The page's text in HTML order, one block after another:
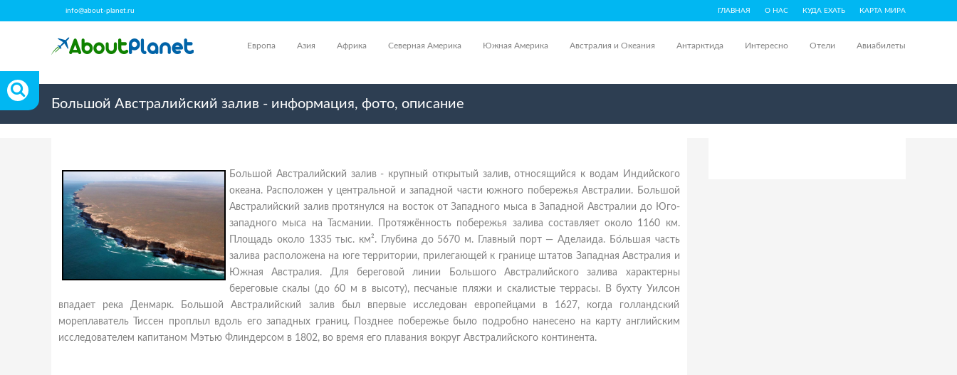
info@about-planet.ru ГЛАВНАЯ О НАС КУДА ЕХАТЬ КАРТА МИРА
Европа Азия Африка Северная Америка Южная Америка Австралия и Океания Антарктида Интересно Отели Авиабилеты
Большой Австралийский залив - информация, фото, описание
Большой Австралийский залив - крупный открытый залив, относящийся к водам Индийского
океана. Расположен у центральной и западной части южного побережья Австралии. Большой
Австралийский залив протянулся на восток от Западного мыса в Западной Австралии до Юго-
западного мыса на Тасмании. Протяжённость побережья залива составляет около 1160 км.
Площадь около 1335 тыс. км². Глубина до 5670 м. Главный порт — Аделаида. Бо́льшая часть
залива расположена на юге территории, прилегающей к границе штатов Западная Австралия и
Южная Австралия. Для береговой линии Большого Австралийского залива характерны
береговые скалы (до 60 м в высоту), песчаные пляжи и скалистые террасы. В бухту Уилсон
впадает река Денмарк. Большой Австралийский залив был впервые исследован европейцами в 1627, когда голландский
мореплаватель Тиссен проплыл вдоль его западных границ. Позднее побережье было подробно нанесено на карту английским
исследователем капитаном Мэтью Флиндерсом в 1802, во время его плавания вокруг Австралийского континента.